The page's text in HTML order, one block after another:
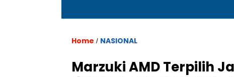
Home / NASIONAL
Marzuki AMD Terpilih